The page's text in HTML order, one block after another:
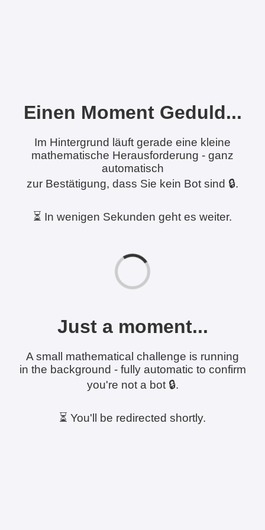
Einen Moment Geduld...
Im Hintergrund läuft gerade eine kleine
mathematische Herausforderung - ganz
automatisch
zur Bestätigung, dass Sie kein Bot sind 🔒.
⏳ In wenigen Sekunden geht es weiter.
Just a moment...
A small mathematical challenge is running
in the background - fully automatic to confirm
you're not a bot 🔒.
⏳ You'll be redirected shortly.